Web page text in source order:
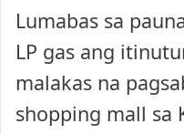
Lumabas sa
LP gas ang
malakas na
shopping mall sa